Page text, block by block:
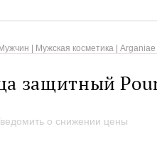
| Мужская косметика |
защитный
о снижении цены